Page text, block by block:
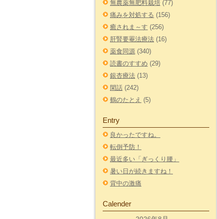
無農薬無肥料栽培 (77)
痛みを対処する (156)
癒されま～す (256)
肝腎要罨法療法 (16)
薬食同源 (340)
読書のすすめ (29)
銀杏療法 (13)
閑話 (242)
鶴のたとえ (5)
Entry
良かったですね。
転倒予防！
最近多い「ぎっくり腰」
暑い日が続きますね！
背中の激痛
Calender